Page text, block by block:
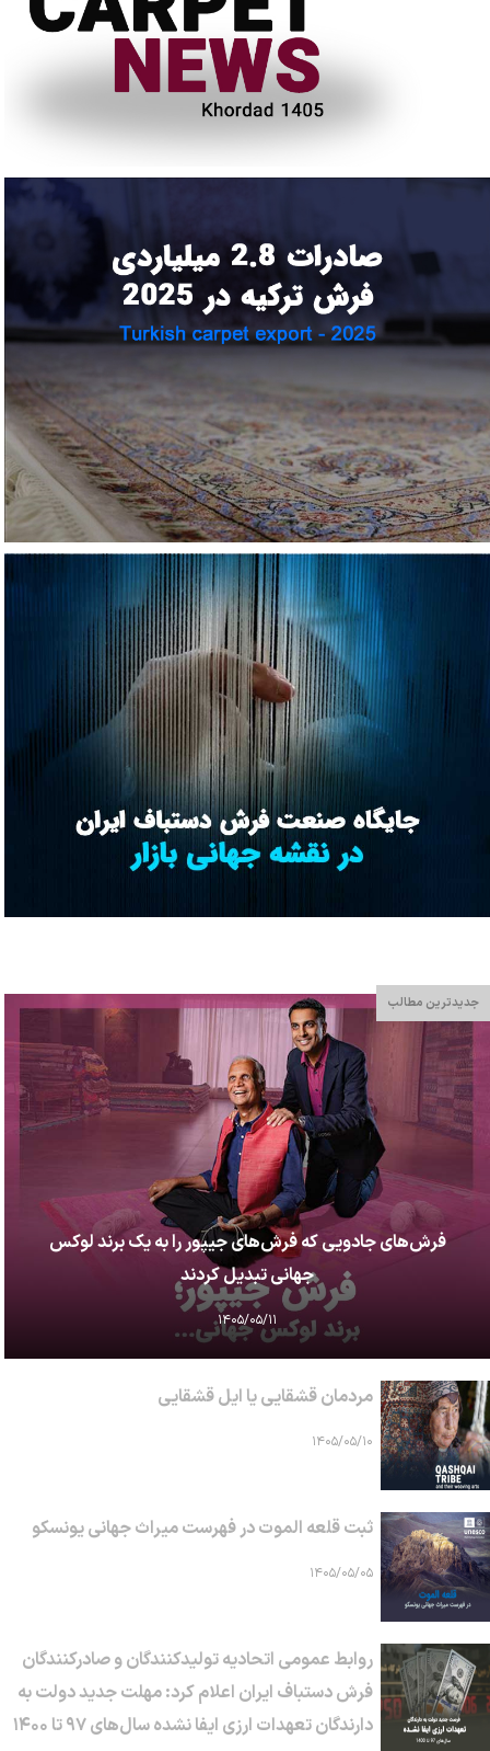
جدیدترین مطالب
فرش‌های جادویی که فرش‌های جیپور را به یک برند لوکس
جهانی تبدیل کردند
۱۴۰۵/۰۵/۱۱
مردمان قشقایی یا ایل قشقایی
۱۴۰۵/۰۵/۱۰
ثبت قلعه الموت در فهرست میراث جهانی یونسکو
۱۴۰۵/۰۵/۰۵
روابط عمومی اتحادیه تولیدکنندگان و صادرکنندگان
فرش دستباف ایران اعلام کرد: مهلت جدید دولت به
دارندگان تعهدات ارزی ایفا نشده سال‌های ۹۷ تا ۱۴۰۰